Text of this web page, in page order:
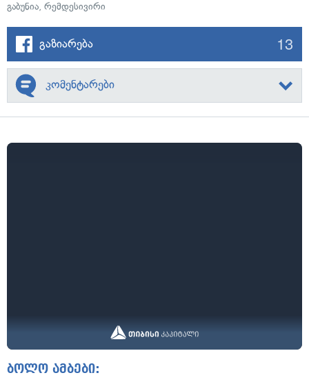
გაბუნია, რემდესივირი
გაზიარება 13
კომენტარები
ბოლო ამბები: